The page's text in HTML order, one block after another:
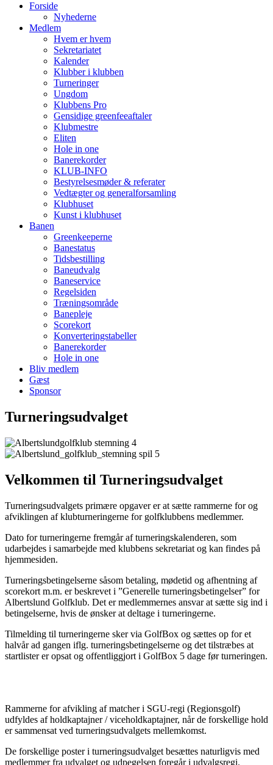
Forside
Nyhederne
Medlem
Hvem er hvem
Sekretariatet
Kalender
Klubber i klubben
Turneringer
Ungdom
Klubbens Pro
Gensidige greenfeeaftaler
Klubmestre
Eliten
Hole in one
Banerekorder
KLUB-INFO
Bestyrelsesmøder & referater
Vedtægter og generalforsamling
Klubhuset
Kunst i klubhuset
Banen
Greenkeeperne
Banestatus
Tidsbestilling
Baneudvalg
Baneservice
Regelsiden
Træningsområde
Banepleje
Scorekort
Konverteringstabeller
Banerekorder
Hole in one
Bliv medlem
Gæst
Sponsor
Turneringsudvalget
Velkommen til Turneringsudvalget
Turneringsudvalgets primære opgaver er at sætte rammerne for og
afviklingen af klubturneringerne for golfklubbens medlemmer.
Dato for turneringerne fremgår af turneringskalenderen, som
udarbejdes i samarbejde med klubbens sekretariat og kan findes på
hjemmesiden.
Turneringsbetingelserne såsom betaling, mødetid og afhentning af
scorekort m.m. er beskrevet i ”Generelle turneringsbetingelser” for
Albertslund Golfklub. Det er medlemmernes ansvar at sætte sig ind i
betingelserne, hvis de ønsker at deltage i turneringerne.
Tilmelding til turneringerne sker via GolfBox og sættes op for et
halvår ad gangen iflg. turneringsbetingelserne og det tilstræbes at
startlister er opsat og offentliggjort i GolfBox 5 dage før turneringen.
Rammerne for afvikling af matcher i SGU-regi (Regionsgolf)
udfyldes af holdkaptajner / viceholdkaptajner, når de forskellige hold
er sammensat ved turneringsudvalgets mellemkomst.
De forskellige poster i turneringsudvalget besættes naturligvis med
medlemmer fra udvalget og udpegelsen foregår i udvalgsregi.